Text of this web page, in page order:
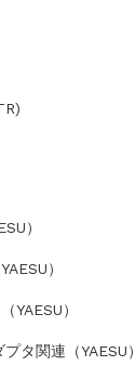
）
）
YAESU）
タ関連（YAESU）